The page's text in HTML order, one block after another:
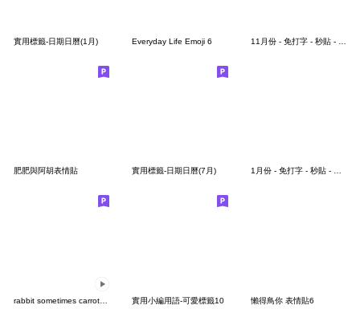
實用標籤-日期日曆(1月) Everyday Life Emoji 6
肥肥與阿胡表情貼 實用標籤-日期日曆(7月) 1月份 - 免打字 - 秒貼 - 手繪月曆。
實用小編用語-可愛標籤10 懶得鳥你 表情貼6